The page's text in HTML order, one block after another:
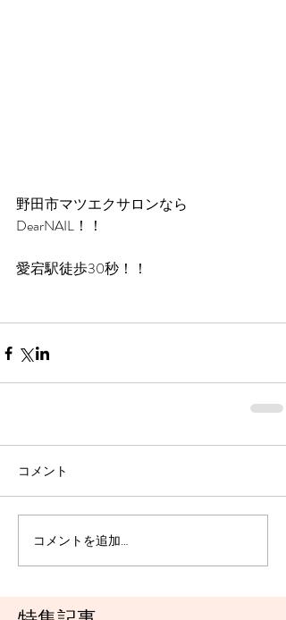
野田市マツエクサロンなら
DearNAIL！！
愛宕駅徒歩30秒！！
コメント
コメントを追加…